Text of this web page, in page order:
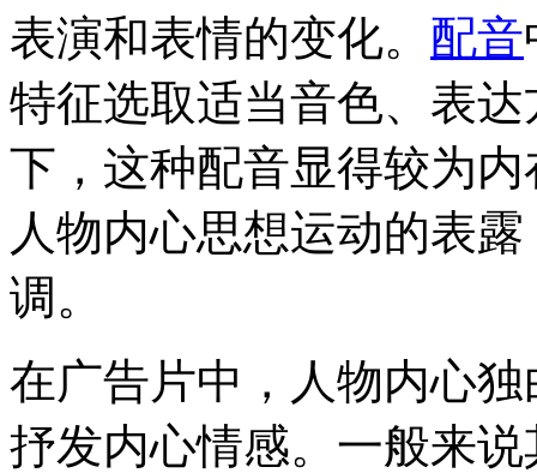
表演和表情的变化。 配音
特征选取适当音色、表
下，这种配音显得较为
人物内心思想运动的表
调。
在广告片中，人物内心
抒发内心情感。一般来